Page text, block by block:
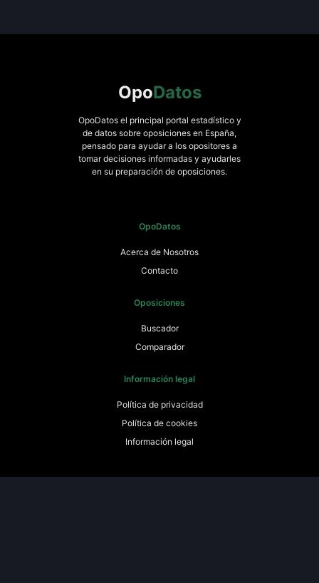
OpoDatos
OpoDatos el principal portal estadístico y
de datos sobre oposiciones en España,
pensado para ayudar a los opositores a
tomar decisiones informadas y ayudarles
en su preparación de oposiciones.
OpoDatos
Acerca de Nosotros
Contacto
Oposiciones
Buscador
Comparador
Información legal
Política de privacidad
Política de cookies
Información legal